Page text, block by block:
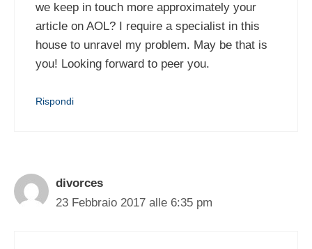
we keep in touch more approximately your
article on AOL? I require a specialist in this
house to unravel my problem. May be that is
you! Looking forward to peer you.
Rispondi
divorces
23 Febbraio 2017 alle 6:35 pm